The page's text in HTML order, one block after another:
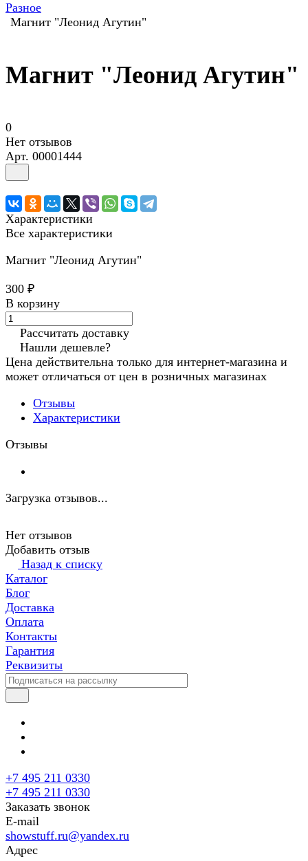
Разное
Магнит "Леонид Агутин"
Магнит "Леонид Агутин"
0
Нет отзывов
Арт. 00001444
Характеристики
Все характеристики
Магнит "Леонид Агутин"
300 ₽
В корзину
Рассчитать доставку
Нашли дешевле?
Цена действительна только для интернет-магазина и
может отличаться от цен в розничных магазинах
Отзывы
Характеристики
Отзывы
Загрузка отзывов...
Нет отзывов
Добавить отзыв
Назад к списку
Каталог
Блог
Доставка
Оплата
Контакты
Гарантия
Реквизиты
+7 495 211 0330
+7 495 211 0330
Заказать звонок
E-mail
showstuff.ru@yandex.ru
Адрес